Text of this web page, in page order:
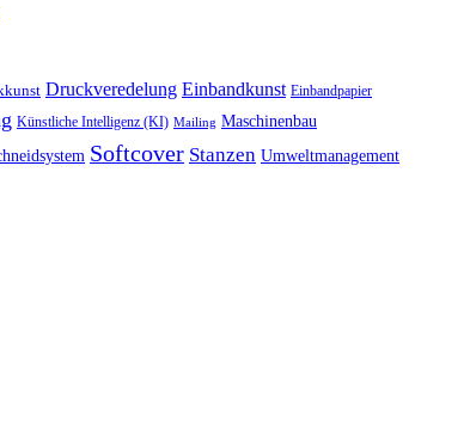
Druckveredelung Einbandkunst Einbandpapier
Künstliche Intelligenz (KI) Mailing Maschinenbau
Softcover Stanzen Umweltmanagement